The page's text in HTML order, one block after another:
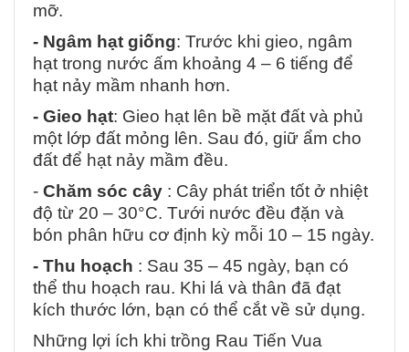
mỡ.
- Ngâm hạt giống: Trước khi gieo, ngâm
hạt trong nước ấm khoảng 4 – 6 tiếng để
hạt nảy mầm nhanh hơn.
- Gieo hạt: Gieo hạt lên bề mặt đất và phủ
một lớp đất mỏng lên. Sau đó, giữ ẩm cho
đất để hạt nảy mầm đều.
- Chăm sóc cây : Cây phát triển tốt ở nhiệt
độ từ 20 – 30°C. Tưới nước đều đặn và
bón phân hữu cơ định kỳ mỗi 10 – 15 ngày.
- Thu hoạch : Sau 35 – 45 ngày, bạn có
thể thu hoạch rau. Khi lá và thân đã đạt
kích thước lớn, bạn có thể cắt về sử dụng.
Những lợi ích khi trồng Rau Tiến Vua